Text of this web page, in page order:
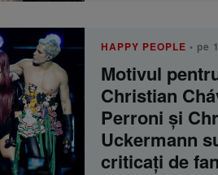
HAPPY PEOPLE • pe
Motivul
Christian
Perroni și
Uckermann
criticați de